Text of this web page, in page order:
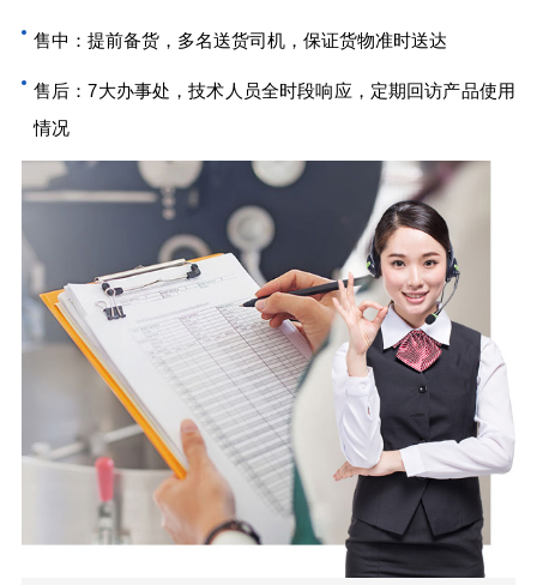
售中：提前备货，多名送货司机，保证货物准时送达
售后：7大办事处，技术人员全时段响应，定期回访产品使用
情况